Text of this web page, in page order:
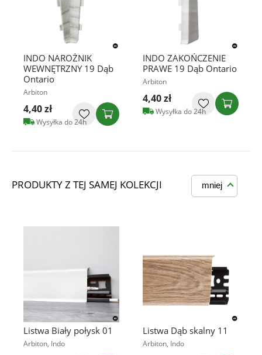
INDO NAROŻNIK
WEWNĘTRZNY 19 Dąb
Ontario
Arbiton
4,40 zł
Wysyłka do 24h
INDO ZAKOŃCZENIE
PRAWE 19 Dąb Ontario
Arbiton
4,40 zł
Wysyłka do 24h
PRODUKTY Z TEJ SAMEJ KOLEKCJI mniej
Listwa Biały połysk 01
Arbiton, Indo
Listwa Dąb skalny 11
Arbiton, Indo